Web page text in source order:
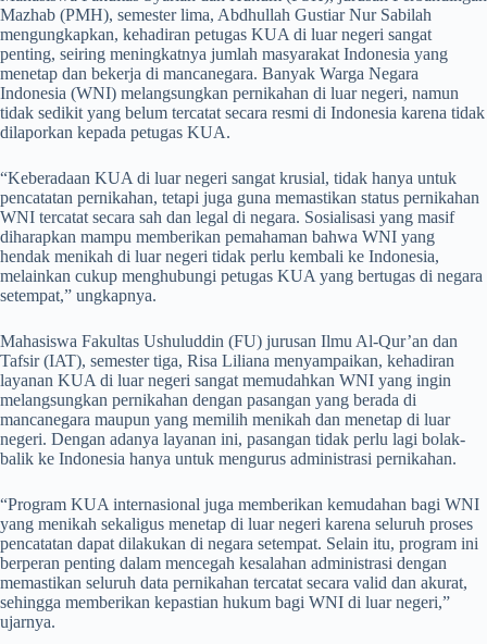
Mazhab (PMH), semester lima, Abdhullah Gustiar Nur Sabilah
mengungkapkan, kehadiran petugas KUA di luar negeri sangat
penting, seiring meningkatnya jumlah masyarakat Indonesia yang
menetap dan bekerja di mancanegara. Banyak Warga Negara
Indonesia (WNI) melangsungkan pernikahan di luar negeri, namun
tidak sedikit yang belum tercatat secara resmi di Indonesia karena tidak
dilaporkan kepada petugas KUA.
“Keberadaan KUA di luar negeri sangat krusial, tidak hanya untuk
pencatatan pernikahan, tetapi juga guna memastikan status pernikahan
WNI tercatat secara sah dan legal di negara. Sosialisasi yang masif
diharapkan mampu memberikan pemahaman bahwa WNI yang
hendak menikah di luar negeri tidak perlu kembali ke Indonesia,
melainkan cukup menghubungi petugas KUA yang bertugas di negara
setempat,” ungkapnya.
Mahasiswa Fakultas Ushuluddin (FU) jurusan Ilmu Al-Qur’an dan
Tafsir (IAT), semester tiga, Risa Liliana menyampaikan, kehadiran
layanan KUA di luar negeri sangat memudahkan WNI yang ingin
melangsungkan pernikahan dengan pasangan yang berada di
mancanegara maupun yang memilih menikah dan menetap di luar
negeri. Dengan adanya layanan ini, pasangan tidak perlu lagi bolak-
balik ke Indonesia hanya untuk mengurus administrasi pernikahan.
“Program KUA internasional juga memberikan kemudahan bagi WNI
yang menikah sekaligus menetap di luar negeri karena seluruh proses
pencatatan dapat dilakukan di negara setempat. Selain itu, program ini
berperan penting dalam mencegah kesalahan administrasi dengan
memastikan seluruh data pernikahan tercatat secara valid dan akurat,
sehingga memberikan kepastian hukum bagi WNI di luar negeri,”
ujarnya.